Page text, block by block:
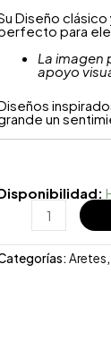
Diseño
para
La imagen
apoyo
un
Aretes,